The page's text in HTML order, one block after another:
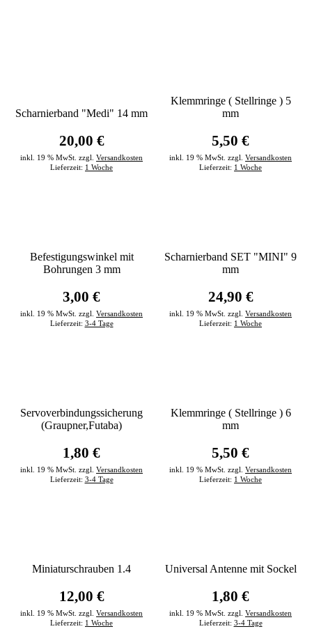
Scharnierband "Medi" 14 mm
20,00 €
inkl. 19 % MwSt. zzgl. Versandkosten
Lieferzeit: 1 Woche
Klemmringe ( Stellringe ) 5
mm
5,50 €
inkl. 19 % MwSt. zzgl. Versandkosten
Lieferzeit: 1 Woche
Befestigungswinkel mit
Bohrungen 3 mm
3,00 €
inkl. 19 % MwSt. zzgl. Versandkosten
Lieferzeit: 3-4 Tage
Scharnierband SET "MINI" 9
mm
24,90 €
inkl. 19 % MwSt. zzgl. Versandkosten
Lieferzeit: 1 Woche
Servoverbindungssicherung
(Graupner,Futaba)
1,80 €
inkl. 19 % MwSt. zzgl. Versandkosten
Lieferzeit: 3-4 Tage
Klemmringe ( Stellringe ) 6
mm
5,50 €
inkl. 19 % MwSt. zzgl. Versandkosten
Lieferzeit: 1 Woche
Miniaturschrauben 1.4
12,00 €
inkl. 19 % MwSt. zzgl. Versandkosten
Lieferzeit: 1 Woche
Universal Antenne mit Sockel
1,80 €
inkl. 19 % MwSt. zzgl. Versandkosten
Lieferzeit: 3-4 Tage